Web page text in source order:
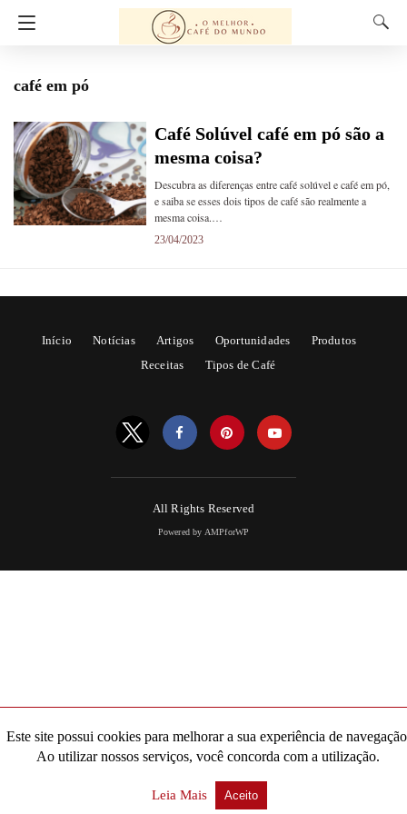
café em pó
Café Solúvel café em pó são a
mesma coisa?
Descubra as diferenças entre café solúvel e café em pó,
e saiba se esses dois tipos de café são realmente a
mesma coisa.…
23/04/2023
Início Notícias Artigos Oportunidades
Produtos
Receitas
Tipos de Café
All Rights Reserved
Powered by AMPforWP
Este site possui cookies para melhorar a sua experiência de
Ao utilizar nossos serviços, você concorda com a utilização.
Leia Mais Aceito